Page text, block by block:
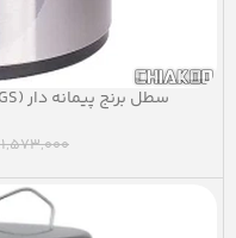
سطل برنج پیمانه دار (MGS) ام جی اس ۱۰ کیلویی کد Rb۶۰۲۳
1,573,000